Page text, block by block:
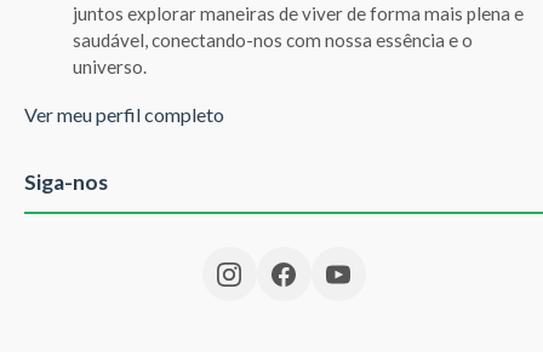
juntos explorar maneiras de viver de forma mais plena e
saudável, conectando-nos com nossa essência e o
universo.
Ver meu perfil completo
Siga-nos